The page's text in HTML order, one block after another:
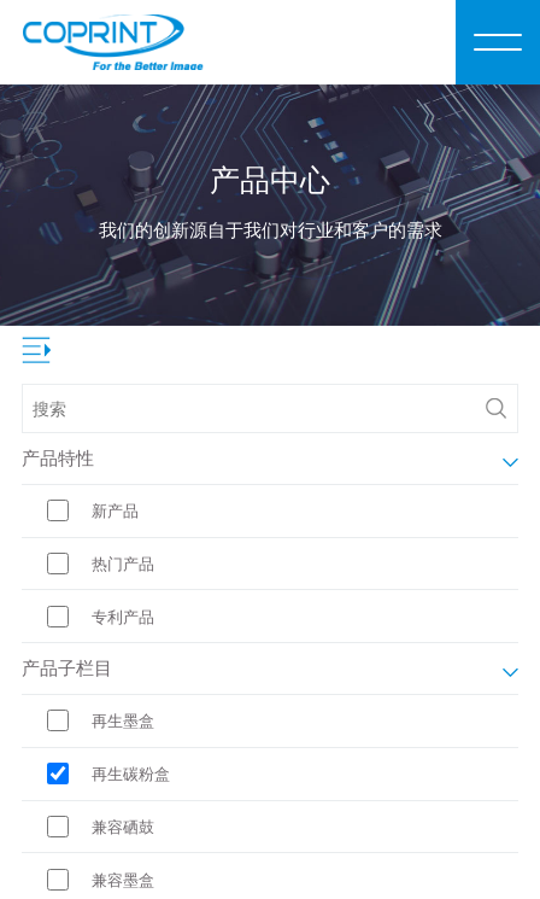
产品中心
我们的创新源自于我们对行业和客户的需求
产品特性
新产品
热门产品
专利产品
产品子栏目
再生墨盒
再生碳粉盒
兼容硒鼓
兼容墨盒